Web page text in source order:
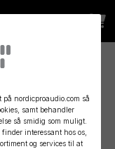
på nordicproaudio.com så
samt behandler
så smidig som muligt.
interessant hos os,
og services til at
Kit for
Tape